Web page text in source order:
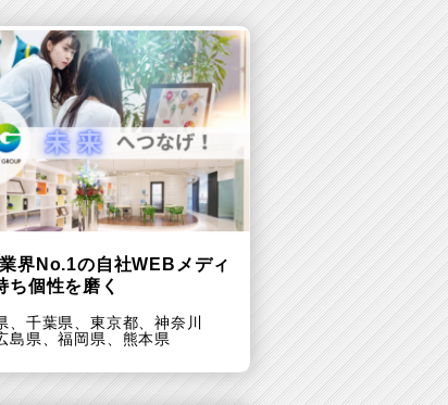
界No.1の自社WEBメディ
ち個性を磨く
、 千葉県、東京都、神奈川
島県、福岡県、 熊本県